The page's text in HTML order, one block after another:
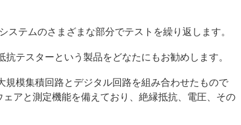
テムのさまざまな部分でテストを繰り返します。
抗テスターという製品をどなたにもお勧めします。
模集積回路とデジタル回路を組み合わせたもので
アと測定機能を備えており、絶縁抵抗、電圧、その